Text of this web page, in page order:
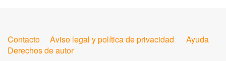
Contacto Aviso legal y política de privacidad
Ayuda
Derechos de autor